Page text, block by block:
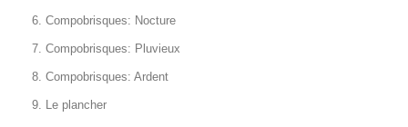
6. Compobrisques: Nocture
7. Compobrisques: Pluvieux
8. Compobrisques: Ardent
9. Le plancher